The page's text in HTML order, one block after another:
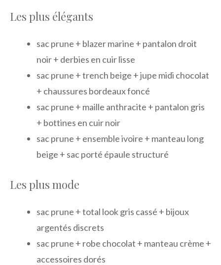
Les plus élégants
sac prune + blazer marine + pantalon droit
noir + derbies en cuir lisse
sac prune + trench beige + jupe midi chocolat
+ chaussures bordeaux foncé
sac prune + maille anthracite + pantalon gris
+ bottines en cuir noir
sac prune + ensemble ivoire + manteau long
beige + sac porté épaule structuré
Les plus mode
sac prune + total look gris cassé + bijoux
argentés discrets
sac prune + robe chocolat + manteau crème +
accessoires dorés